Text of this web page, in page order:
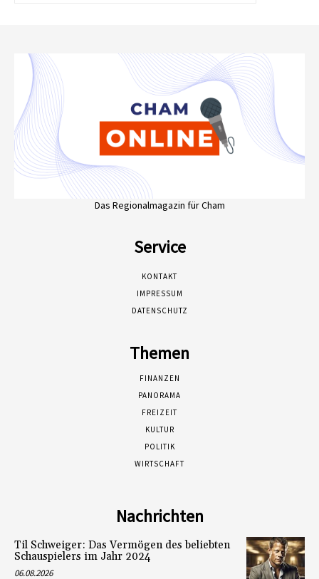
Das Regionalmagazin für Cham
Service
KONTAKT
IMPRESSUM
DATENSCHUTZ
Themen
FINANZEN
PANORAMA
FREIZEIT
KULTUR
POLITIK
WIRTSCHAFT
Nachrichten
Til Schweiger: Das Vermögen des beliebten
Schauspielers im Jahr 2024
06.08.2026